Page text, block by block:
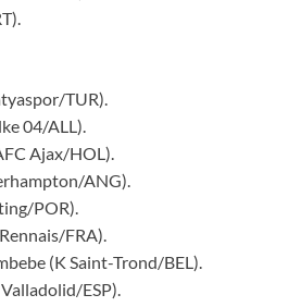
TUR).
04/ALL).
Ajax/HOL).
ANG).
POR).
FRA).
(K Saint-Trond/BEL).
ESP).